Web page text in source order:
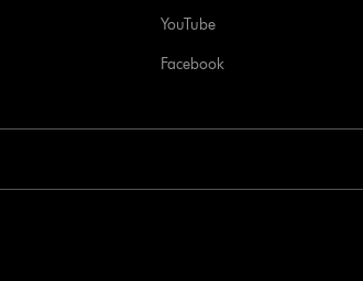
YouTube
Facebook